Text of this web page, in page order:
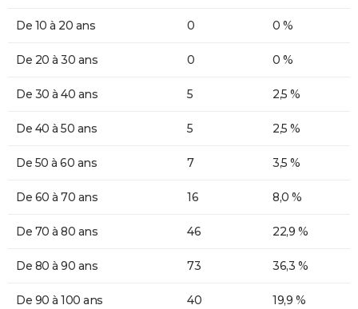
De 10 à 20 ans 0 0 %
De 20 à 30 ans 0 0 %
De 30 à 40 ans 5 2,5 %
De 40 à 50 ans 5 2,5 %
De 50 à 60 ans 7 3,5 %
De 60 à 70 ans 16 8,0 %
De 70 à 80 ans 46 22,9 %
De 80 à 90 ans 73 36,3 %
De 90 à 100 ans 40 19,9 %